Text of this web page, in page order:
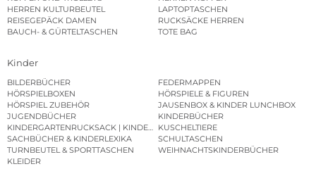
HERREN KULTURBEUTEL
LAPTOPTASCHEN
REISEGEPÄCK DAMEN
RUCKSÄCKE HERREN
BAUCH- & GÜRTELTASCHEN
TOTE BAG
Kinder
BILDERBÜCHER
FEDERMAPPEN
HÖRSPIELBOXEN
HÖRSPIELE & FIGUREN
HÖRSPIEL ZUBEHÖR
JAUSENBOX & KINDER LUNCHBOX
JUGENDBÜCHER
KINDERBÜCHER
KINDERGARTENRUCKSACK | KINDERGARTENBEUTEL
KUSCHELTIERE
SACHBÜCHER & KINDERLEXIKA
SCHULTASCHEN
TURNBEUTEL & SPORTTASCHEN
WEIHNACHTSKINDERBÜCHER
KLEIDER